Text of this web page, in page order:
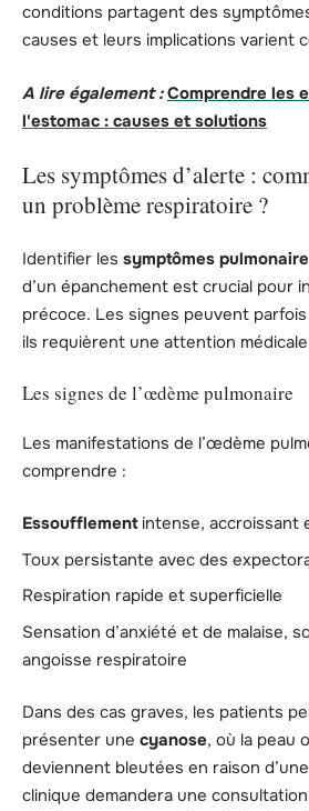
conditions partagent des
causes et leurs implications varient
A lire également : Comprendre les
l'estomac : causes et solutions
Les symptômes d’alerte :
un problème respiratoire ?
Identifier les symptômes
d’un épanchement est crucial pour
précoce. Les signes peuvent
ils requièrent une attention
Les signes de l’œdème pulmonaire
Les manifestations de l’œdème
comprendre :
Essoufflementintense, accroissant
Toux persistante avec des
Respiration rapide et superficielle
Sensation d’anxiété et de malaise,
angoisse respiratoire
Dans des cas graves, les patients
présenter une cyanose, où la peau
deviennent bleutées en raison
clinique demandera une